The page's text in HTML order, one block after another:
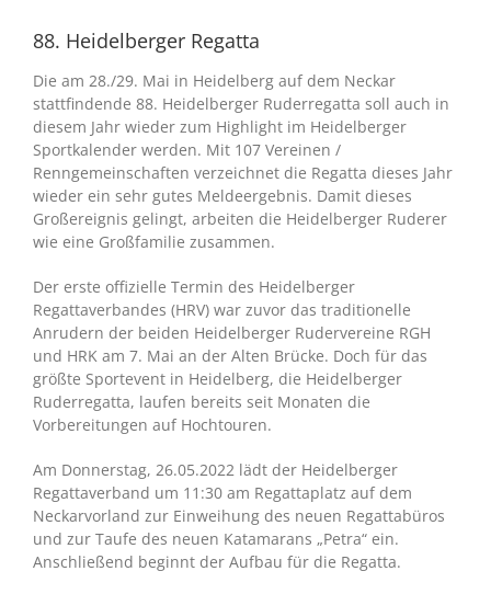
88. Heidelberger Regatta
Die am 28./29. Mai in Heidelberg auf dem Neckar
stattfindende 88. Heidelberger Ruderregatta soll auch in
diesem Jahr wieder zum Highlight im Heidelberger
Sportkalender werden. Mit 107 Vereinen /
Renngemeinschaften verzeichnet die Regatta dieses Jahr
wieder ein sehr gutes Meldeergebnis. Damit dieses
Großereignis gelingt, arbeiten die Heidelberger Ruderer
wie eine Großfamilie zusammen.
Der erste offizielle Termin des Heidelberger
Regattaverbandes (HRV) war zuvor das traditionelle
Anrudern der beiden Heidelberger Rudervereine RGH
und HRK am 7. Mai an der Alten Brücke. Doch für das
größte Sportevent in Heidelberg, die Heidelberger
Ruderregatta, laufen bereits seit Monaten die
Vorbereitungen auf Hochtouren.
Am Donnerstag, 26.05.2022 lädt der Heidelberger
Regattaverband um 11:30 am Regattaplatz auf dem
Neckarvorland zur Einweihung des neuen Regattabüros
und zur Taufe des neuen Katamarans „Petra“ ein.
Anschließend beginnt der Aufbau für die Regatta.